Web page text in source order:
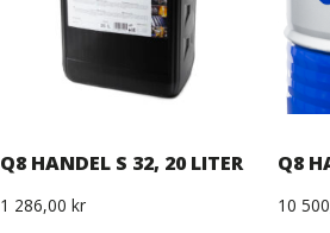
Q8 HANDEL S 32, 20 LITER
1 286,00 kr
Q8
10